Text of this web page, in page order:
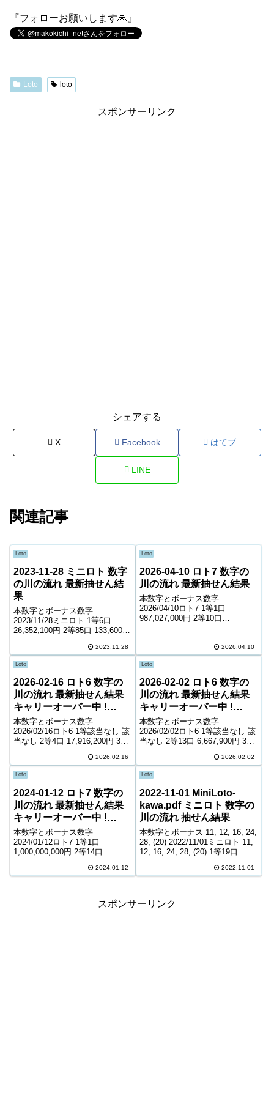
『フォローお願いします🙏』
Loto loto
スポンサーリンク
シェアする
X Facebook はてブ
LINE
関連記事
Loto
2023-11-28 ミニロト 数字
の川の流れ 最新抽せん結
果
本数字とボーナス数字
2023/11/28ミニロト 1等6口
26,352,100円 2等85口 133,600円
900円 ＊抽せんの結果は最終的
に発売元の発表のものと照合し
て下さい。 ...
2023.11.28
Loto
2026-04-10 ロト7 数字の
川の流れ 最新抽せん結果
本数字とボーナス数字
2026/04/10ロト7 1等1口
987,027,000円 2等10口
口 1,300円 6等187,855口...2026.04.10
Loto
2026-02-16 ロト6 数字の
川の流れ 最新抽せん結果
キャリーオーバー中 !
238,876,055円
本数字とボーナス数字
2026/02/16ロト6 1等該当なし 該
当なし 2等4口 17,916,200円 3等
8,800円 5等161,757口 1,000円
キャリーオーバー 238,876...
2026.02.16
Loto
2026-02-02 ロト6 数字の
川の流れ 最新抽せん結果
キャリーオーバー中 !
826,984,918円
本数字とボーナス数字
2026/02/02ロト6 1等該当なし 該
当なし 2等13口 6,667,900円 3等
5,600円 5等270,616口 1,000円
キャリーオーバー 826,98...
2026.02.02
Loto
2024-01-12 ロト7 数字の
川の流れ 最新抽せん結果
キャリーオーバー中 !
171,654,495円
本数字とボーナス数字
2024/01/12ロト7 1等1口
1,000,000,000円 2等14口
4等6,976口 8,600円 5等110,129
2024.01.12
Loto
2022-11-01 MiniLoto-
kawa.pdf ミニロト 数字の
川の流れ 抽せん結果
本数字とボーナス 11, 12, 16, 24,
28, (20) 2022/11/01ミニロト 11,
12, 16, 24, 28, (20) 1等19口
2022.11.01
スポンサーリンク